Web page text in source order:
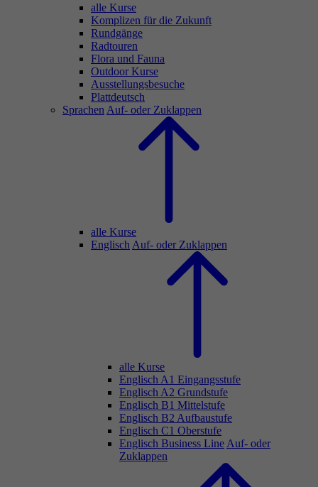
alle Kurse
Komplizen für die Zukunft
Rundgänge
Radtouren
Flora und Fauna
Outdoor Kurse
Ausstellungsbesuche
Plattdeutsch
Sprachen Auf- oder Zuklappen
alle Kurse
Englisch Auf- oder Zuklappen
alle Kurse
Englisch A1 Eingangsstufe
Englisch A2 Grundstufe
Englisch B1 Mittelstufe
Englisch B2 Aufbaustufe
Englisch C1 Oberstufe
Englisch Business Line Auf- oder
Zuklappen